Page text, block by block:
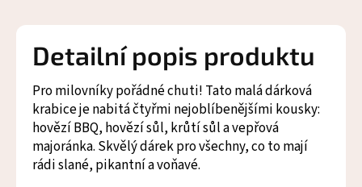
Detailní popis produktu
Pro milovníky pořádné chuti! Tato malá dárková
krabice je nabitá čtyřmi nejoblíbenějšími kousky:
hovězí BBQ, hovězí sůl, krůtí sůl a vepřová
majoránka. Skvělý dárek pro všechny, co to mají
rádi slané, pikantní a voňavé.